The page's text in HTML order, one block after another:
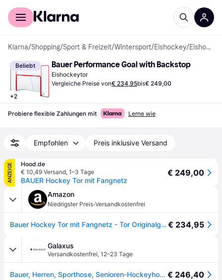
Für Shopper
Klarna/Shopping/Sport & Freizeit/Wintersport/Eishockey/ Eishockeyzubehör
Beliebt
+2
Bauer Performance Goal with Backstop
Eishockeytor
Vergleiche Preise von€ 234,95bis€ 249,00
Probiere flexible Zahlungen mit Lerne wie
Empfohlen Preis inklusive Versand
ANZEIGE
Hood.de
€ 10,49 Versand, 1–3 Tage
BAUER Hockey Tor mit Fangnetz
€ 249,00
Amazon
Niedrigster Preis·Versandkostenfrei
Bauer Hockey Tor mit Fangnetz - Tor Originalgröße 183x122x76€ 234,95
Galaxus
Versandkostenfrei, 12–23 Tage
Bauer, Herren, Sporthose, Senioren-Hockeyhosen (L), Schwarz € 246,40